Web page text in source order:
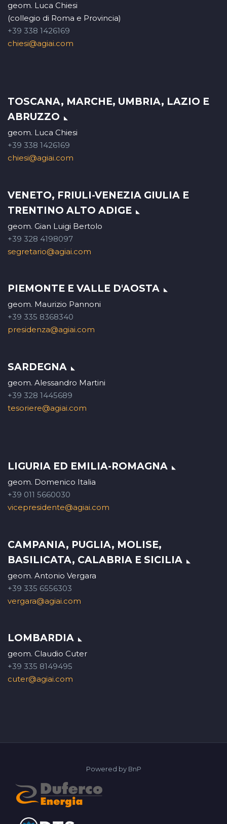
geom. Luca Chiesi
(collegio di Roma e Provincia)
+39 338 1426169
chiesi@agiai.com
TOSCANA, MARCHE, UMBRIA, LAZIO E
ABRUZZO
geom. Luca Chiesi
+39 338 1426169
chiesi@agiai.com
VENETO, FRIULI-VENEZIA GIULIA E
TRENTINO ALTO ADIGE
geom. Gian Luigi Bertolo
+39 328 4198097
segretario@agiai.com
PIEMONTE E VALLE D'AOSTA
geom. Maurizio Pannoni
+39 335 8368340
presidenza@agiai.com
SARDEGNA
geom. Alessandro Martini
+39 328 1445689
tesoriere@agiai.com
LIGURIA ED EMILIA-ROMAGNA
geom. Domenico Italia
+39 011 5660030
vicepresidente@agiai.com
CAMPANIA, PUGLIA, MOLISE,
BASILICATA, CALABRIA E SICILIA
geom. Antonio Vergara
+39 335 6556303
vergara@agiai.com
LOMBARDIA
geom. Claudio Cuter
+39 335 8149495
cuter@agiai.com
Powered by BnP